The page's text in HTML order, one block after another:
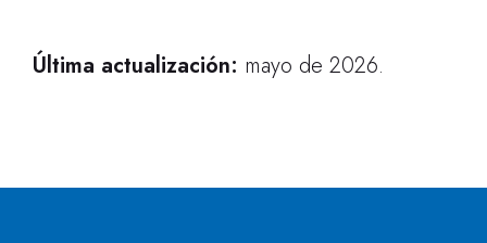
Última actualización: ​​​ mayo de 2026.